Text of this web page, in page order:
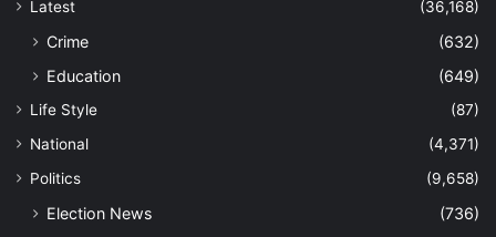
Latest
(36,168)
Crime
(632)
Education
(649)
Life Style
(87)
National
(4,371)
Politics
(9,658)
Election News (736)